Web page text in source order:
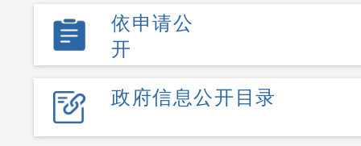
依申请公
开
政府信息公开目录